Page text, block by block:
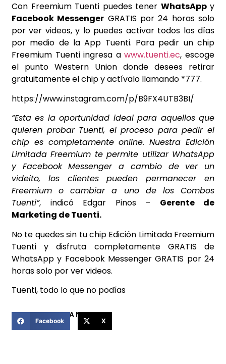
Con Freemium Tuenti puedes tener WhatsAppy
Facebook Messenger GRATIS por 24 horas solo
por ver videos, y lo puedes activar todos los días
por medio de la App Tuenti. Para pedir un chip
Freemium Tuenti ingresa awww.tuenti.ec, escoge
el punto Western Union donde desees retirar
gratuitamente el chip y actívalo llamando *777.
https://www.instagram.com/p/B9FX4UTB3BI/
“Esta es la oportunidad ideal para aquellos que
quieren probar Tuenti, el proceso para pedir el
chip es completamente online. Nuestra Edición
Limitada Freemium te permite utilizar WhatsApp
y Facebook Messenger a cambio de ver un
videito, los clientes pueden permanecer en
Freemium o cambiar a uno de los Combos
Tuenti”, indicó Edgar Pinos – Gerente de
Marketing de Tuenti.
No te quedes sin tu chip Edición Limitada Freemium
Tuenti y disfruta completamente GRATIS de
WhatsApp y Facebook Messenger GRATIS por 24
horas solo por ver videos.
Tuenti, todo lo que no podías
COMPARTIR ESTA NOTICIA
Facebook X